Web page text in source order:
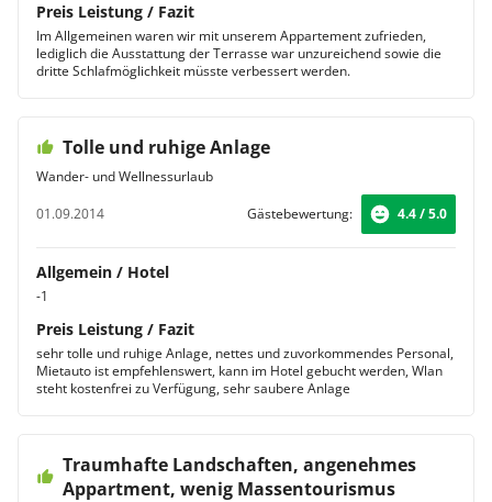
Preis Leistung / Fazit
Im Allgemeinen waren wir mit unserem Appartement zufrieden,
lediglich die Ausstattung der Terrasse war unzureichend sowie die
dritte Schlafmöglichkeit müsste verbessert werden.
Tolle und ruhige Anlage
Wander- und Wellnessurlaub
01.09.2014
Gästebewertung: 4.4 / 5.0
Allgemein / Hotel
-1
Preis Leistung / Fazit
sehr tolle und ruhige Anlage, nettes und zuvorkommendes Personal,
Mietauto ist empfehlenswert, kann im Hotel gebucht werden, Wlan
steht kostenfrei zu Verfügung, sehr saubere Anlage
Traumhafte Landschaften, angenehmes
Appartment, wenig Massentourismus